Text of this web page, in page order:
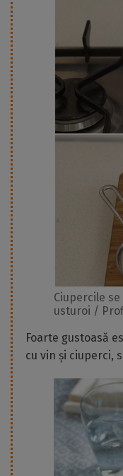
Ciupercile
usturoi /
Foarte gustoasă
cu vin și ciuperci,